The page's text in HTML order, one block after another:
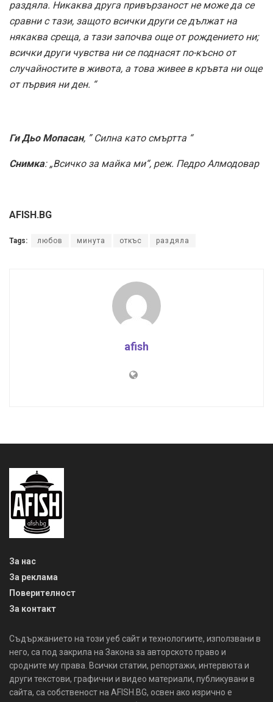
раздяла. Никаква друга привързаност не може да се
сравни с тази, защото всички други се дължат на
някаква среща, а тази започва още от рождението ни;
всички други чувства ни се поднасят по-късно от
случайностите в живота, а това живее в кръвта ни още
от първия ни ден. “
Ги Дьо Мопасан, ” Силна като смъртта “
Снимка: „Всичко за майка ми“, реж. Педро Алмодовар
AFISH.BG
Tags: любов минута откъс раздяла
afish
За нас
За реклама
Поверителност
За контакт
Съдържанието на този уеб сайт и технологиите, използвани в
него, са под закрила на Закона за авторското право и
сродните му права. Всички статии, репортажи, интервюта и
други текстови, графични и видео материали, публикувани в
сайта, са собственост на AFISH.BG, освен ако изрично е